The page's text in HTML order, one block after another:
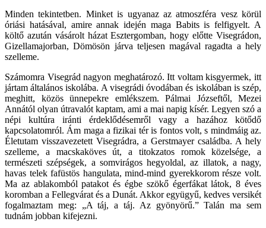
Minden tekintetben. Minket is ugyanaz az atmoszféra vesz körül
óriási hatásával, amire annak idején maga Babits is felfigyelt. A
költő azután vásárolt házat Esztergomban, hogy előtte Visegrádon,
Gizellamajorban, Dömösön járva teljesen magával ragadta a hely
szelleme.
Számomra Visegrád nagyon meghatározó. Itt voltam kisgyermek, itt
jártam általános iskolába. A visegrádi óvodában és iskolában is szép,
meghitt, közös ünnepekre emlékszem. Pálmai Józseftől, Mezei
Annától olyan útravalót kaptam, ami a mai napig kísér. Legyen szó a
népi kultúra iránti érdeklődésemről vagy a hazához kötődő
kapcsolatomról. Ám maga a fizikai tér is fontos volt, s mindmáig az.
Életutam visszavezetett Visegrádra, a Gerstmayer családba. A hely
szelleme, a macskaköves út, a titokzatos romok közelsége, a
természeti szépségek, a somvirágos hegyoldal, az illatok, a nagy,
havas telek fafüstös hangulata, mind-mind gyerekkorom része volt.
Ma az ablakomból patakot és égbe szökő égerfákat látok, 8 éves
koromban a Fellegvárat és a Dunát. Akkor együgyű, kedves versikét
fogalmaztam meg: „A táj, a táj. Az gyönyörű.” Talán ma sem
tudnám jobban kifejezni.